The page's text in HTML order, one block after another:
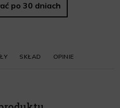
po 30 dniach
SKŁAD OPINIE